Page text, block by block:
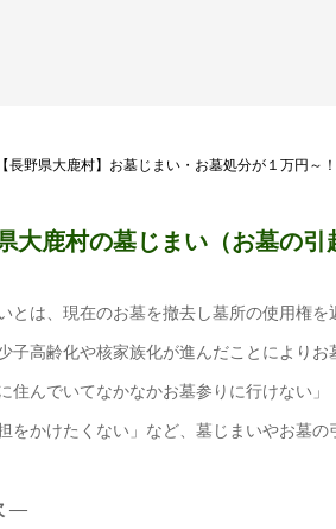
【長野県大鹿村】お墓じまい・お墓処分が１万円～
大鹿村の墓じまい（お墓の引
とは、現在のお墓を撤去し墓所の使用権を
子高齢化や核家族化が進んだことによりお
に住んでいてなかなかお墓参りに行けない
をかけたくない」など、墓じまいやお墓の
―